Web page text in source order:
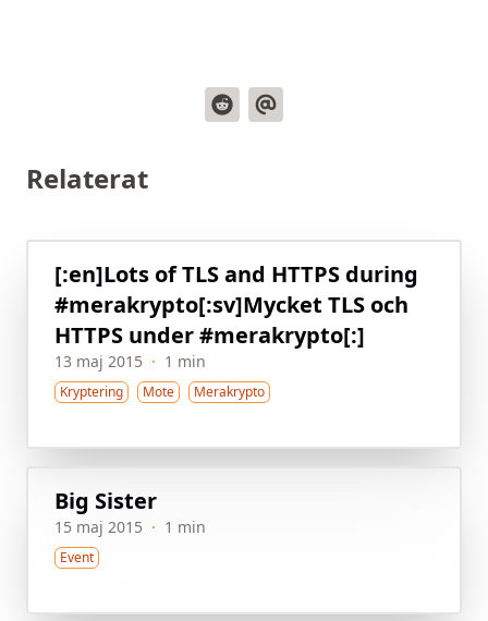
Relaterat
[:en]Lots of TLS and HTTPS during
#merakrypto[:sv]Mycket TLS och
HTTPS under #merakrypto[:]
13 maj 2015 · 1 min
Kryptering Mote Merakrypto
Big Sister
15 maj 2015 · 1 min
Event